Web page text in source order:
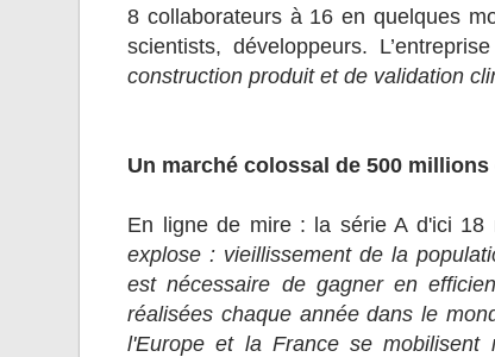
8 collaborateurs à 16 en quelques
scientists, développeurs.
construction produit et de validation
Un marché colossal de 500
En ligne de mire : la série A d'ici 18
explose : vieillissement de la
est nécessaire de gagner en
réalisées chaque année dans le
l'Europe et la France se mobilisent